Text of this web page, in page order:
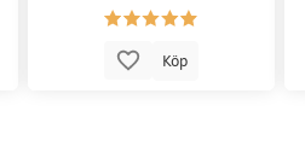
Köp